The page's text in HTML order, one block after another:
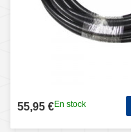
55,95 €En stock